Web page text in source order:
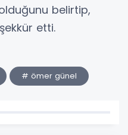
belirtip,
etti.
# ömer günel